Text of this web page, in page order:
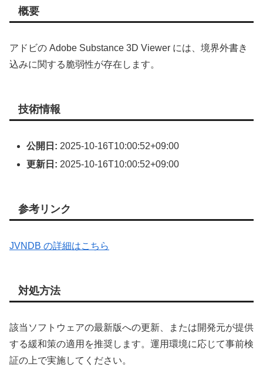
概要
アドビの Adobe Substance 3D Viewer には、境界外書き
込みに関する脆弱性が存在します。
技術情報
公開日: 2025-10-16T10:00:52+09:00
更新日: 2025-10-16T10:00:52+09:00
参考リンク
JVNDB の詳細はこちら
対処方法
該当ソフトウェアの最新版への更新、または開発元が提供
する緩和策の適用を推奨します。運用環境に応じて事前検
証の上で実施してください。